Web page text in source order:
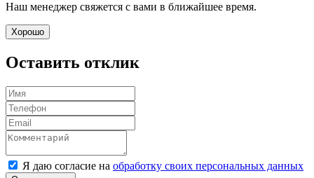
Наш менеджер свяжется с вами в ближайшее время.
Хорошо
Оставить отклик
Я даю согласие на обработку своих персональных данных